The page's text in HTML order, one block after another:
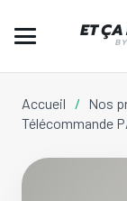
Accueil / Nos
Télécommande